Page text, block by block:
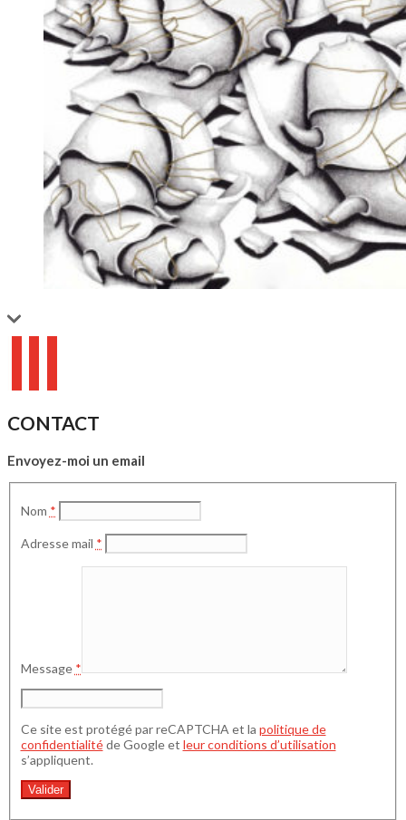
CONTACT
Envoyez-moi un email
Nom *
Adresse mail *
Message *
Ce site est protégé par reCAPTCHA et la politique de
confidentialitéde Google et leur conditions d’utilisation
s’appliquent.